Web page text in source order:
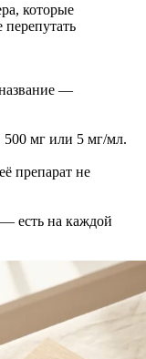
которые
—
мг или 5 мг/мл.
препарат не
есть на каждой